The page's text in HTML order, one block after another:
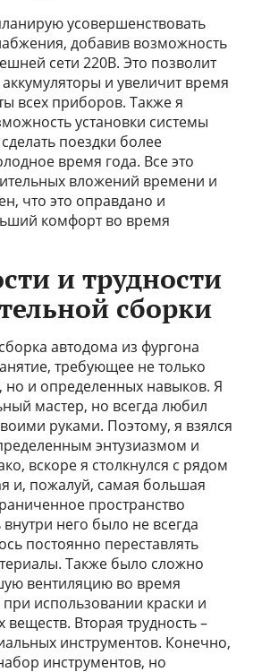
усовершенствовать
добавив возможность
сети 220В. Это позволит
и увеличит время
всех приборов. Также я
установки системы
поездки более
время года. Все это
вложений времени и
что это оправдано и
комфорт во время
и трудности
сборки
автодома из фургона
требующее не только
но и определенных навыков. Я
мастер, но всегда любил
руками. Поэтому, я взялся
энтузиазмом и
вскоре я столкнулся с рядом
и, пожалуй, самая большая
пространство
него было не всегда
постоянно переставлять
Также было сложно
вентиляцию во время
использовании краски и
веществ. Вторая трудность –
инструментов. Конечно,
инструментов, но